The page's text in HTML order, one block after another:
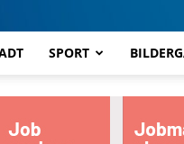
SPORT